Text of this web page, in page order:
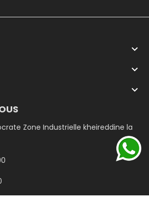



Zone Industrielle kheireddine la